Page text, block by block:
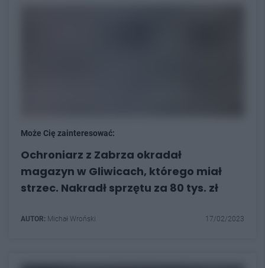
Może Cię zainteresować:
Ochroniarz z Zabrza okradał
magazyn w Gliwicach, którego miał
strzec. Nakradł sprzętu za 80 tys. zł
AUTOR: Michał Wroński 17/02/2023